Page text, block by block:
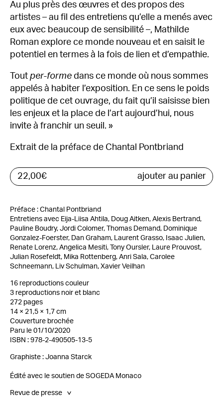
Au plus près des œuvres et des propos des
artistes – au fil des entretiens qu’elle a menés avec
eux avec beaucoup de sensibilité –, Mathilde
Roman explore ce monde nouveau et en saisit le
potentiel en termes à la fois de lien et d’empathie.
Tout per-forme dans ce monde où nous sommes
appelés à habiter l’exposition. En ce sens le poids
politique de cet ouvrage, du fait qu’il saisisse bien
les enjeux et la place de l’art aujourd’hui, nous
invite à franchir un seuil. »
Extrait de la préface de Chantal Pontbriand
22,00€ ajouter au panier
Préface : Chantal Pontbriand
Entretiens avec Eija-Liisa Ahtila, Doug Aitken, Alexis Bertrand,
Pauline Boudry, Jordi Colomer, Thomas Demand, Dominique
Gonzalez-Foerster, Dan Graham, Laurent Grasso, Isaac Julien,
Renate Lorenz, Angelica Mesiti, Tony Oursler, Laure Prouvost,
Julian Rosefeldt, Mika Rottenberg, Anri Sala, Carolee
Schneemann, Liv Schulman, Xavier Veilhan
16 reproductions couleur
3 reproductions noir et blanc
272 pages
14 × 21,5 × 1,7 cm
Couverture brochée
Paru le 01/10/2020
ISBN : 978-2-490505-13-5
Graphiste : Joanna Starck
Édité avec le soutien de SOGEDA Monaco
Revue de presse >